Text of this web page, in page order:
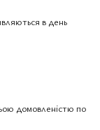
в день
домовленістю по